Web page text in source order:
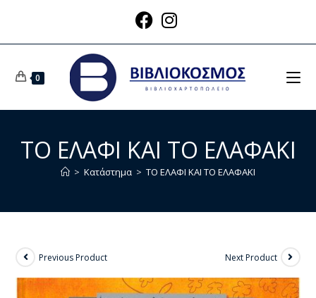
0
ΤΟ ΕΛΑΦΙ ΚΑΙ ΤΟ ΕΛΑΦΑΚΙ
> Κατάστημα > ΤΟ ΕΛΑΦΙ ΚΑΙ ΤΟ ΕΛΑΦΑΚΙ
Previous Product Next Product